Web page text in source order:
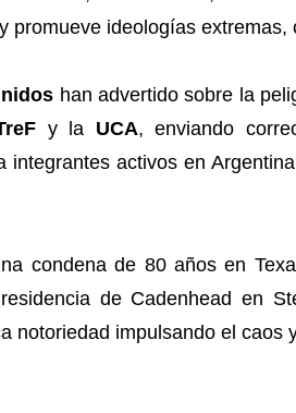
ideologías
han advertido sobre la
y la UCA, enviando
activos en
condena de 80 años en
de Cadenhead en
notoriedad impulsando el caos